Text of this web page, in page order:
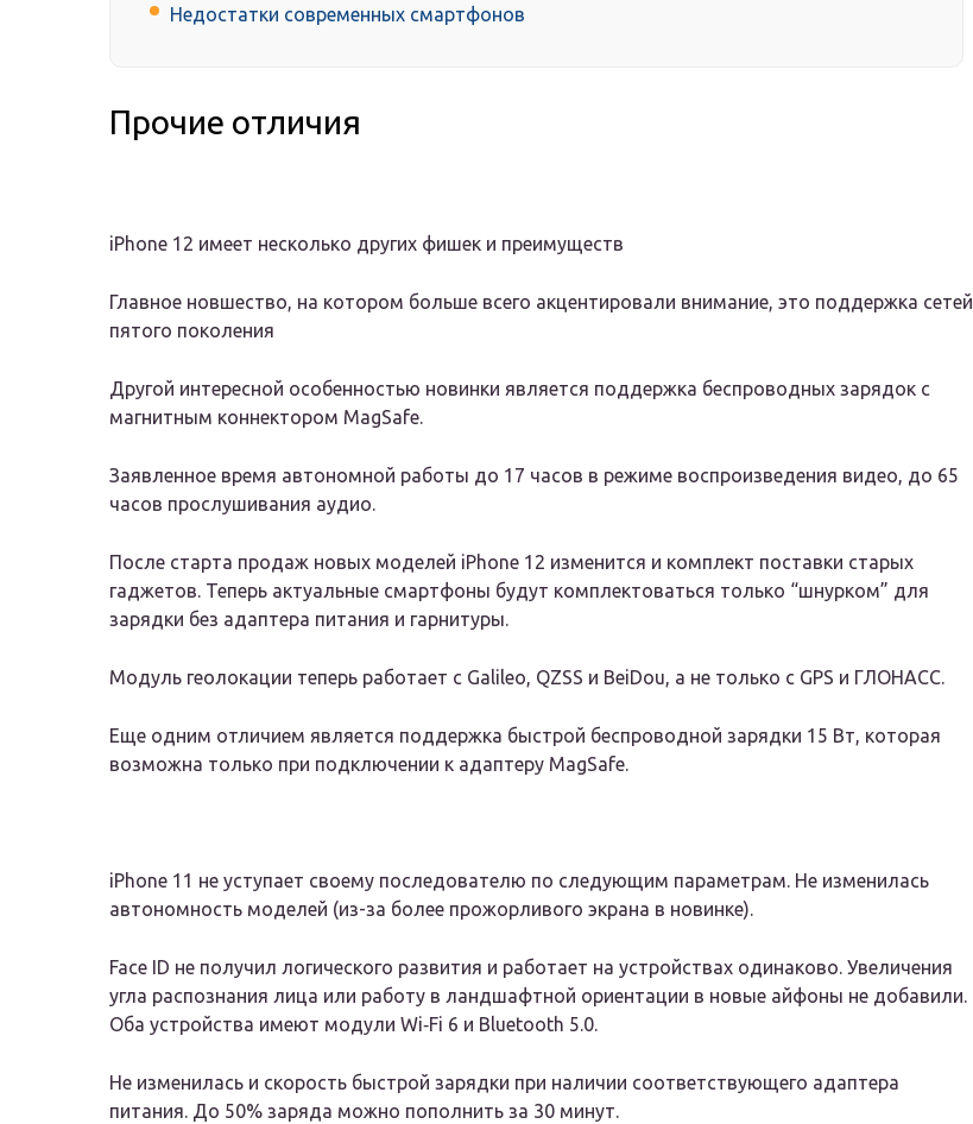
Недостатки современных смартфонов
Прочие отличия
iPhone 12 имеет несколько других фишек и преимуществ
Главное новшество, на котором больше всего акцентировали внимание, это поддержка сетей
пятого поколения
Другой интересной особенностью новинки является поддержка беспроводных зарядок с
магнитным коннектором MagSafe.
Заявленное время автономной работы до 17 часов в режиме воспроизведения видео, до 65
часов прослушивания аудио.
После старта продаж новых моделей iPhone 12 изменится и комплект поставки старых
гаджетов. Теперь актуальные смартфоны будут комплектоваться только “шнурком” для
зарядки без адаптера питания и гарнитуры.
Модуль геолокации теперь работает с Galileo, QZSS и BeiDou, а не только с GPS и ГЛОНАСС.
Еще одним отличием является поддержка быстрой беспроводной зарядки 15 Вт, которая
возможна только при подключении к адаптеру MagSafe.
iPhone 11 не уступает своему последователю по следующим параметрам. Не изменилась
автономность моделей (из-за более прожорливого экрана в новинке).
Face ID не получил логического развития и работает на устройствах одинаково. Увеличения
угла распознания лица или работу в ландшафтной ориентации в новые айфоны не добавили.
Оба устройства имеют модули Wi‑Fi 6 и Bluetooth 5.0.
Не изменилась и скорость быстрой зарядки при наличии соответствующего адаптера
питания. До 50% заряда можно пополнить за 30 минут.